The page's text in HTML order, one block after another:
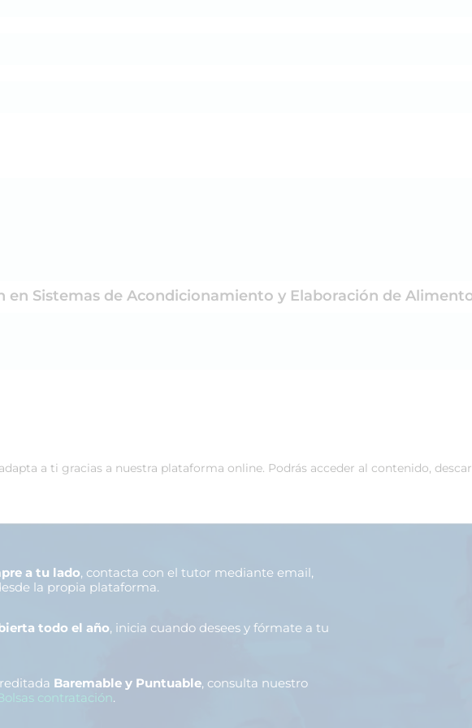
en Sistemas de Acondicionamiento y Elaboración de
a ti gracias a nuestra plataforma online. Podrás acceder al contenido,
a tu lado, contacta con el tutor mediante email,
la propia plataforma.
todo el año, inicia cuando desees y fórmate a tu
Baremable y Puntuable, consulta nuestro
contratación.